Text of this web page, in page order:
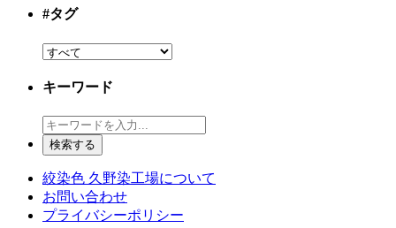
#タグ
キーワード
絞染色 久野染工場について
お問い合わせ
プライバシーポリシー